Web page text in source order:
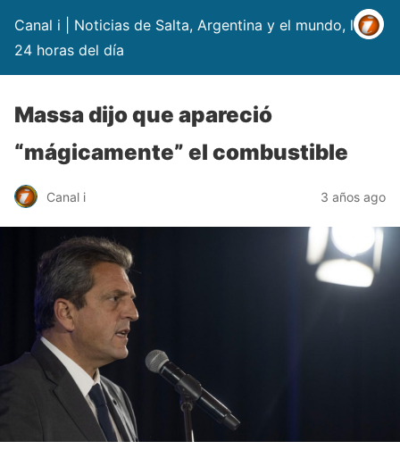
Canal i | Noticias de Salta, Argentina y el mundo, las
24 horas del día
Massa dijo que apareció
“mágicamente” el combustible
Canal i 3 años ago